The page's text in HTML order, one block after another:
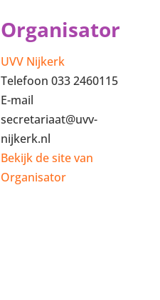
Organisator
UVV Nijkerk
Telefoon 033 2460115
E-mail
secretariaat@uvv-
nijkerk.nl
Bekijk de site van
Organisator